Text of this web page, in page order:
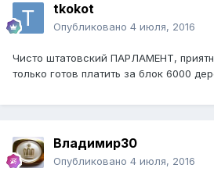
tkokot
Опубликовано 4 июля, 2016
Чисто штатовский ПАРЛАМЕНТ,
только готов платить за блок 6000
Владимир30
Опубликовано 4 июля, 2016